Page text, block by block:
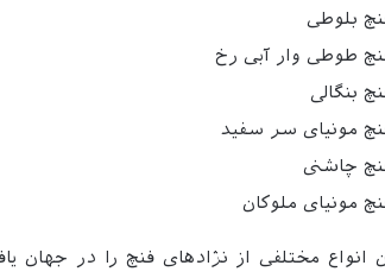
بلوطی
طوطی وار آبی رخ
بنگالی
مونیای سر سفید
چاشنی
مونیای ملوکان
انواع مختلفی از نژادهای فنچ را در جهان